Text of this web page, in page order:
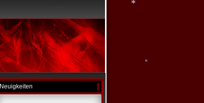
Neuigkeiten